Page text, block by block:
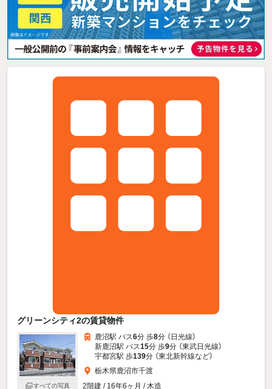
グリーンシティ2の賃貸物件
すべての写真
鹿沼駅 バス6分 歩8分 （日光線）
新鹿沼駅 バス15分 歩9分 （東武日光線）
宇都宮駅 歩139分 （東北新幹線など）
栃木県鹿沼市千渡
2階建 / 16年6ヶ月 / 木造